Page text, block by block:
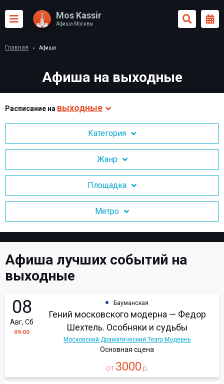
Mos Kassir
Афиша Москвы
Главная Афиша
Афиша на выходные
Раcписание на выходные
Категория
Жанр
Площадка
Метро
Афиша лучших событий на
выходные
08
Авг, Сб
09:00
Бауманская
Гений московского модерна — Федор
Шехтель. Особняки и судьбы
Московский Драматический Театр Модернъ
Основная сцена
от 3000 р.